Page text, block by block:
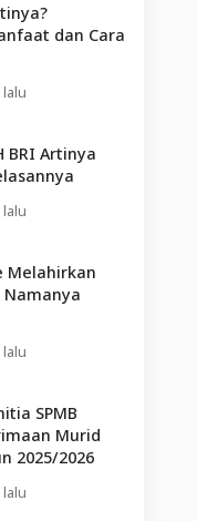
dan Cara
BRI Artinya
Melahirkan
Namanya
SPMB
Murid
2025/2026